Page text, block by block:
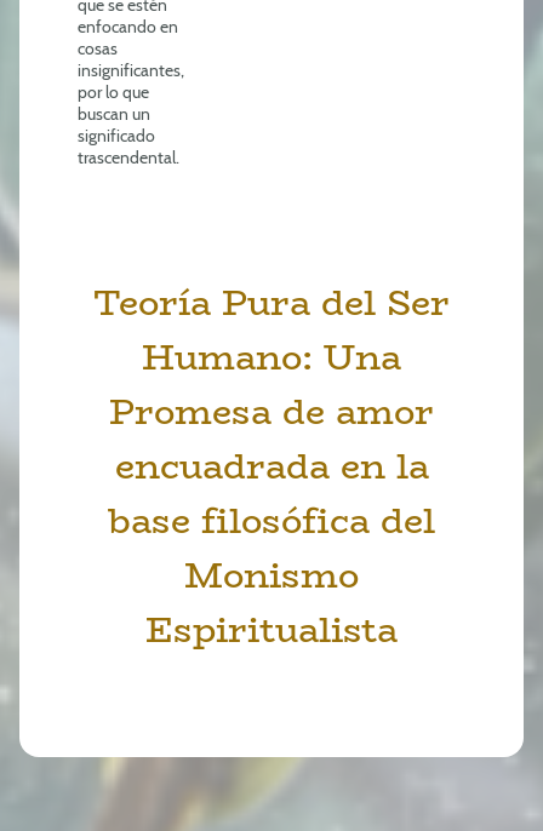
que se estén
enfocando en
cosas
insignificantes,
por lo que
buscan un
significado
trascendental.
Teoría Pura del Ser
Humano: Una
Promesa de amor
encuadrada en la
base filosófica del
Monismo
Espiritualista